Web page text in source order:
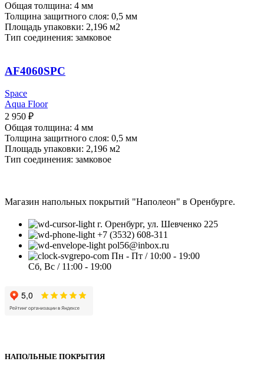
Общая толщина: 4 мм
Толщина защитного слоя: 0,5 мм
Площадь упаковки: 2,196 м2
Тип соединения: замковое
AF4060SPC
Space
Aqua Floor
2 950 ₽
Общая толщина: 4 мм
Толщина защитного слоя: 0,5 мм
Площадь упаковки: 2,196 м2
Тип соединения: замковое
Магазин напольных покрытий "Наполеон" в Оренбурге.
г. Оренбург, ул. Шевченко 225
+7 (3532) 608-311
pol56@inbox.ru
Пн - Пт / 10:00 - 19:00
Сб, Вс / 11:00 - 19:00
НАПОЛЬНЫЕ ПОКРЫТИЯ